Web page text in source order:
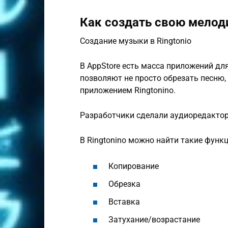
Как создать свою
Создание музыки в Ringtonio
В AppStore есть масса приложений
позволяют не просто обрезать
приложением Ringtonino.
Разработчики сделали
В Ringtonino можно найти такие
Копирование
Обрезка
Вставка
Затухание/возрастание